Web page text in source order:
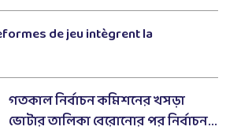
de jeu intègrent la
গতকাল নির্বাচন কমিশনের খসড়া
ভোটার তালিকা বেরোনোর পর নির্বাচন...